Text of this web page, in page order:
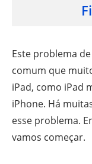
Este problema
comum que
iPad, como iPad
iPhone. Há
esse problema.
vamos começar.